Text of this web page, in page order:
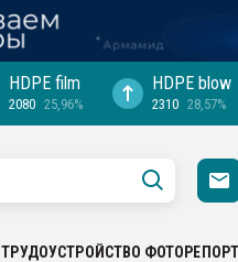
HDPE film
2080 25,96%
HDPE blow
2310 28,57%
ТРУДОУСТРОЙСТВО